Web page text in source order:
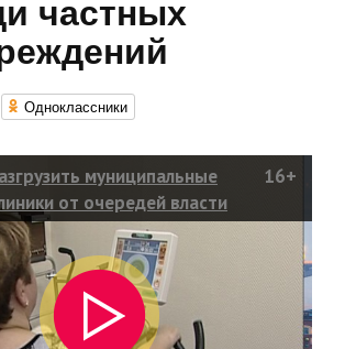
частных
Одноклассники
муниципальные
от очередей власти
при помощи частных
16+